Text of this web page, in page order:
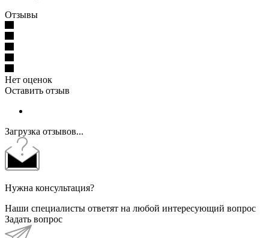
Отзывы
Нет оценок
Оставить отзыв
Загрузка отзывов...
Нужна консультация?
Наши специалисты ответят на любой интересующий вопрос
Задать вопрос